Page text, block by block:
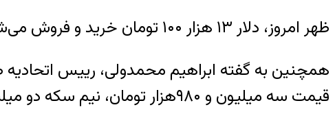
ظهر امروز، دلار ۱۳ هزار ۱۰۰ تومان خرید و فروش می‌شد.
قیمت سه میلیون و ۹۸۰هزار تومان، نیم سکه دو میلیون و ۱۹۰هزار تومان و ربع سکه با قیمت یک میلیون و۱۱۰هزار تومان در بازار به فروش می‌رسد.